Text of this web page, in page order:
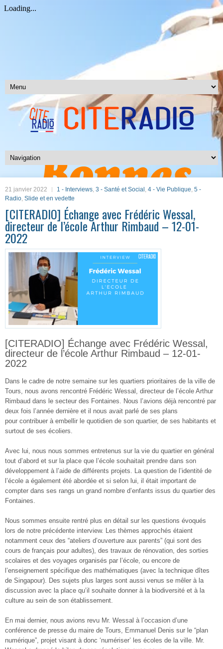
21 janvier 2022 1 - Interviews, 3 - Santé et Social , 4 - Vie Publique, 5 -
Radio, Slide et en vedette
[CITERADIO] Échange avec Frédéric Wessal,
directeur de l’école Arthur Rimbaud – 12-01-
2022
[CITERADIO] Échange avec Frédéric Wessal,
directeur de l’école Arthur Rimbaud – 12-01-
2022
Dans le cadre de notre semaine sur les quartiers prioritaires de la ville de
Tours, nous avons rencontré Frédéric Wessal, directeur de l’école Arthur
Rimbaud dans le secteur des Fontaines. Nous l’avions déjà rencontré par
deux fois l’année dernière et il nous avait parlé de ses plans
pour contribuer à embellir le quotidien de son quartier, de ses habitants et
surtout de ses écoliers.
Avec lui, nous nous sommes entretenus sur la vie du quartier en général
tout d’abord et sur la place que l’école souhaitait prendre dans son
développement à l’aide de différents projets. La question de l’identité de
l’école a également été abordée et si selon lui, il était important de
compter dans ses rangs un grand nombre d’enfants issus du quartier des
Fontaines.
Nous sommes ensuite rentré plus en détail sur les questions évoqués
lors de notre précédente interview. Les thèmes approchés étaient
notamment ceux des “ateliers d’ouverture aux parents” (qui sont des
cours de français pour adultes), des travaux de rénovation, des sorties
scolaires et des voyages organisés par l’école, ou encore de
l’enseignement spécifique des mathématiques (avec la technique dîtes
de Singapour). Des sujets plus larges sont aussi venus se mêler à la
discussion avec la place qu’il souhaite donner à la biodiversité et à la
culture au sein de son établissement.
En mai dernier, nous avions revu Mr. Wessal à l’occasion d’une
conférence de presse du maire de Tours, Emmanuel Denis sur le “plan
numérique”, projet visant à donc ‘numériser’ les écoles de la ville. Mr.